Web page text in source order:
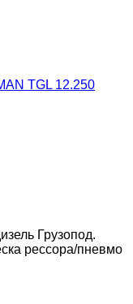
TGL 12.250
Грузопод.
рессора/пневмо